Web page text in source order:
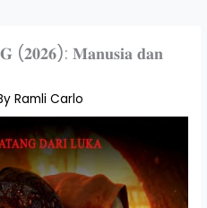
𝐌𝐚𝐧𝐮𝐬𝐢𝐚 𝐝𝐚𝐧
Ramli Carlo